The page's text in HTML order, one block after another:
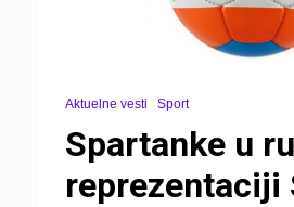
Aktuelne vesti Sport
Spartanke u
reprezentaciji